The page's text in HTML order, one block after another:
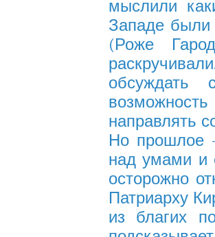
мыслили
Западе были
(Роже
направлять
Но прошлое
над умами и
осторожно
Патриарху
из благих